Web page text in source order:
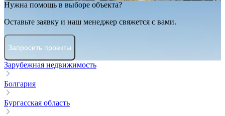
Нужна помощь в выборе объекта?
Оставьте заявку и наш менеджер свяжется с вами.
Запросить проекты
Зарубежная недвижимость
Болгария
Бургасская область